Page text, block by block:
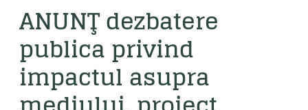
ANUNŢ dezbatere
publica privind
impactul asupra